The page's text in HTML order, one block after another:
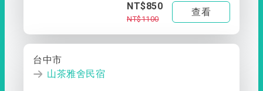
NT$850
NT$1100
查看
台中市
山茶雅舍民宿